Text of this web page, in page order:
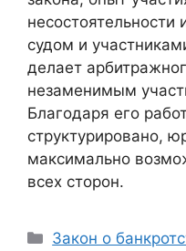
несостоятельности
судом и
делает
незаменимым
Благодаря его
структурировано,
максимально
всех сторон.
Рубрики
Закон о